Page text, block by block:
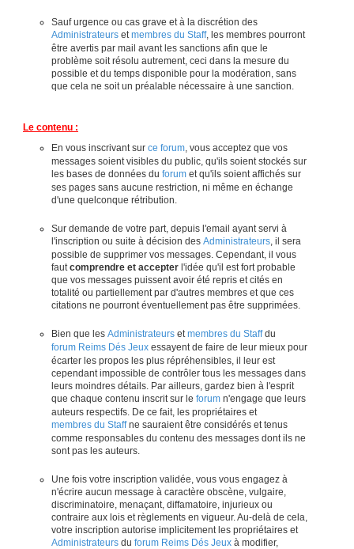
Sauf urgence ou cas grave et à la discrétion des
Administrateurs etmembres du Staff, les membres pourront
être avertis par mail avant les sanctions afin que le
problème soit résolu autrement, ceci dans la mesure du
possible et du temps disponible pour la modération, sans
que cela ne soit un préalable nécessaire à une sanction.
Le contenu :
En vous inscrivant sur ce forum , vous acceptez que vos
messages soient visibles du public, qu'ils soient stockés sur
les bases de données du forum et qu'ils soient affichés sur
ses pages sans aucune restriction, ni même en échange
d'une quelconque rétribution.
Sur demande de votre part, depuis l'email ayant servi à
l'inscription ou suite à décision des Administrateurs , il sera
possible de supprimer vos messages. Cependant, il vous
faut comprendre et accepter l'idée qu'il est fort probable
que vos messages puissent avoir été repris et cités en
totalité ou partiellement par d'autres membres et que ces
citations ne pourront éventuellement pas être supprimées.
Bien que les Administrateurs et membres du Staffdu
forum Reims Dés Jeux essayent de faire de leur mieux pour
écarter les propos les plus répréhensibles, il leur est
cependant impossible de contrôler tous les messages dans
leurs moindres détails. Par ailleurs, gardez bien à l'esprit
que chaque contenu inscrit sur le forum n'engage que leurs
auteurs respectifs. De ce fait, les propriétaires et
membres du Staffne sauraient être considérés et tenus
comme responsables du contenu des messages dont ils ne
sont pas les auteurs.
Une fois votre inscription validée, vous vous engagez à
n'écrire aucun message à caractère obscène, vulgaire,
discriminatoire, menaçant, diffamatoire, injurieux ou
contraire aux lois et règlements en vigueur. Au-delà de cela,
votre inscription autorise implicitement les propriétaires et
Administrateurs du forum Reims Dés Jeux à modifier,